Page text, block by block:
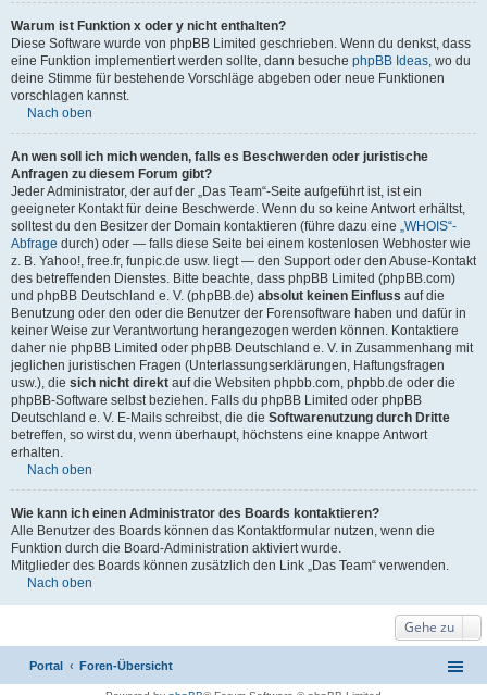
Warum ist Funktion x oder y nicht enthalten?
Diese Software wurde von phpBB Limited geschrieben. Wenn du denkst, dass
eine Funktion implementiert werden sollte, dann besuche phpBB Ideas, wo du
deine Stimme für bestehende Vorschläge abgeben oder neue Funktionen
vorschlagen kannst.
Nach oben
An wen soll ich mich wenden, falls es Beschwerden oder juristische
Anfragen zu diesem Forum gibt?
Jeder Administrator, der auf der „Das Team“-Seite aufgeführt ist, ist ein
geeigneter Kontakt für deine Beschwerde. Wenn du so keine Antwort erhältst,
solltest du den Besitzer der Domain kontaktieren (führe dazu eine „WHOIS“-
Abfrage durch) oder — falls diese Seite bei einem kostenlosen Webhoster wie
z. B. Yahoo!, free.fr, funpic.de usw. liegt — den Support oder den Abuse-Kontakt
des betreffenden Dienstes. Bitte beachte, dass phpBB Limited (phpBB.com)
und phpBB Deutschland e. V. (phpBB.de) absolut keinen Einfluss auf die
Benutzung oder den oder die Benutzer der Forensoftware haben und dafür in
keiner Weise zur Verantwortung herangezogen werden können. Kontaktiere
daher nie phpBB Limited oder phpBB Deutschland e. V. in Zusammenhang mit
jeglichen juristischen Fragen (Unterlassungserklärungen, Haftungsfragen
usw.), die sich nicht direkt auf die Websiten phpbb.com, phpbb.de oder die
phpBB-Software selbst beziehen. Falls du phpBB Limited oder phpBB
Deutschland e. V. E-Mails schreibst, die die Softwarenutzung durch Dritte
betreffen, so wirst du, wenn überhaupt, höchstens eine knappe Antwort
erhalten.
Nach oben
Wie kann ich einen Administrator des Boards kontaktieren?
Alle Benutzer des Boards können das Kontaktformular nutzen, wenn die
Funktion durch die Board-Administration aktiviert wurde.
Mitglieder des Boards können zusätzlich den Link „Das Team“ verwenden.
Nach oben
Gehe zu
Portal Foren-Übersicht